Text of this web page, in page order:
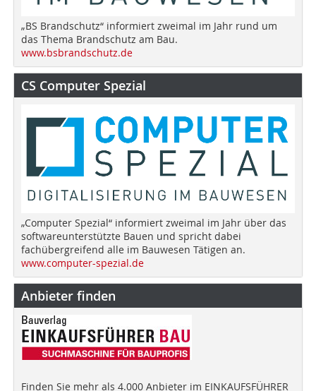
„BS Brandschutz“ informiert zweimal im Jahr rund um
das Thema Brandschutz am Bau.
www.bsbrandschutz.de
CS Computer Spezial
„Computer Spezial“ informiert zweimal im Jahr über das
softwareunterstützte Bauen und spricht dabei
fachübergreifend alle im Bauwesen Tätigen an.
www.computer-spezial.de
Anbieter finden
Finden Sie mehr als 4.000 Anbieter im EINKAUFSFÜHRER